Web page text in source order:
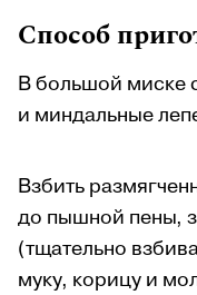
Способ
В большой миске
и миндальные
Взбить
до пышной пены,
(тщательно
муку, корицу и